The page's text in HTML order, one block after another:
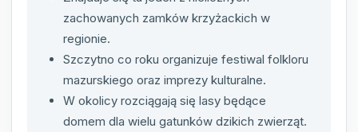
zachowanych zamków krzyżackich w
regionie.
Szczytno co roku organizuje festiwal folkloru
mazurskiego oraz imprezy kulturalne.
W okolicy rozciągają się lasy będące
domem dla wielu gatunków dzikich zwierząt.